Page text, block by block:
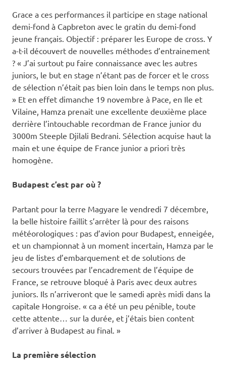
Grace a ces performances il participe en stage national
demi-fond à Capbreton avec le gratin du demi-fond
jeune français. Objectif : préparer les Europe de cross. Y
a-t-il découvert de nouvelles méthodes d’entrainement
? « J’ai surtout pu faire connaissance avec les autres
juniors, le but en stage n’étant pas de forcer et le cross
de sélection n’était pas bien loin dans le temps non plus.
» Et en effet dimanche 19 novembre à Pace, en Ile et
Vilaine, Hamza prenait une excellente deuxième place
derrière l’intouchable recordman de France junior du
3000m Steeple Djilali Bedrani. Sélection acquise haut la
main et une équipe de France junior a priori très
homogène.
Budapest c’est par où ?
Partant pour la terre Magyare le vendredi 7 décembre,
la belle histoire faillit s’arrêter là pour des raisons
météorologiques : pas d’avion pour Budapest, enneigée,
et un championnat à un moment incertain, Hamza par le
jeu de listes d’embarquement et de solutions de
secours trouvées par l’encadrement de l’équipe de
France, se retrouve bloqué à Paris avec deux autres
juniors. Ils n’arriveront que le samedi après midi dans la
capitale Hongroise. « ca a été un peu pénible, toute
cette attente… sur la durée, et j’étais bien content
d’arriver à Budapest au final. »
La première sélection